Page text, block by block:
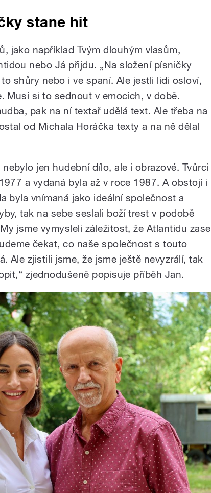
stane hit
jako například Tvým dlouhým vlasům,
nebo Já přijdu. „Na složení písničky
shůry nebo i ve spaní. Ale jestli lidi osloví,
Musí si to sednout v emocích, v době.
pak na ní textař udělá text. Ale třeba na
od Michala Horáčka texty a na ně dělal
jen hudební dílo, ale i obrazové. Tvůrci
a vydaná byla až v roce 1987. A obstojí i
byla vnímaná jako ideální společnost a
tak na sebe seslali boží trest v podobě
jsme vymysleli záležitost, že Atlantidu zase
čekat, co naše společnost s touto
Ale zjistili jsme, že jsme ještě nevyzrálí, tak
zjednodušeně popisuje příběh Jan.